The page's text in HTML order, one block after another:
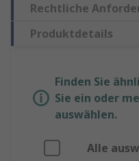
Rechtliche
Produktdetails
Finden Sie
Sie ein oder
auswählen.
Alle